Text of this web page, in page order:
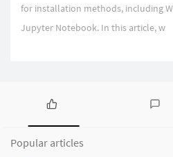
for installation methods, including
Jupyter Notebook. In this article, w
P
p
Popular articles